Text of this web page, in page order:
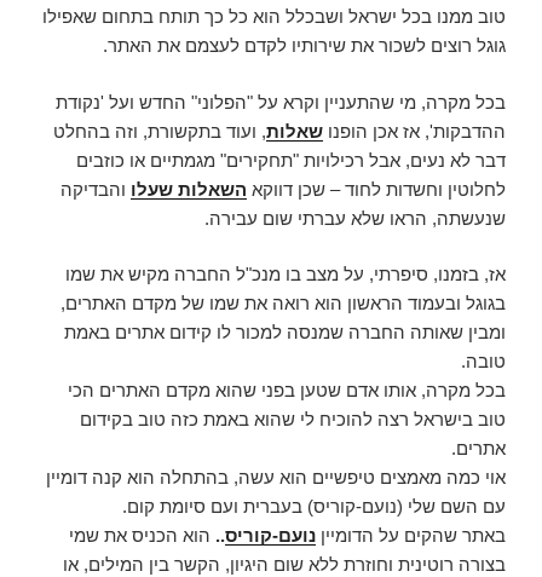
טוב ממנו בכל ישראל ושבכלל הוא כל כך תותח בתחום שאפילו
גוגל רוצים לשכור את שירותיו לקדם לעצמם את האתר.
בכל מקרה, מי שהתעניין וקרא על "הפלוני" החדש ועל 'נקודת
ההדבקות', אז אכן הופנו שאלות, ועוד בתקשורת, וזה בהחלט
דבר לא נעים, אבל רכילויות "תחקירים" מגמתיים או כוזבים
לחלוטין וחשדות לחוד – שכן דווקא השאלות שעלו והבדיקה
שנעשתה, הראו שלא עברתי שום עבירה.
אז, בזמנו, סיפרתי, על מצב בו מנכ"ל החברה מקיש את שמו
בגוגל ובעמוד הראשון הוא רואה את שמו של מקדם האתרים,
ומבין שאותה החברה שמנסה למכור לו קידום אתרים באמת
טובה.
בכל מקרה, אותו אדם שטען בפני שהוא מקדם האתרים הכי
טוב בישראל רצה להוכיח לי שהוא באמת כזה טוב בקידום
אתרים.
אוי כמה מאמצים טיפשיים הוא עשה, בהתחלה הוא קנה דומיין
עם השם שלי (נועם-קוריס) בעברית ועם סיומת קום.
באתר שהקים על הדומיין נועם-קוריס.. הוא הכניס את שמי
בצורה רוטינית וחוזרת ללא שום היגיון, הקשר בין המילים, או